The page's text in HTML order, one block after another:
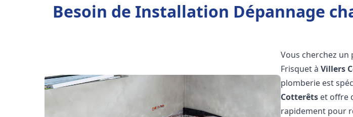
Besoin de Installation Dépannage
Vous cherchez
Frisquet àVillers
plomberie est
Cotterêts et offre
rapidement pour